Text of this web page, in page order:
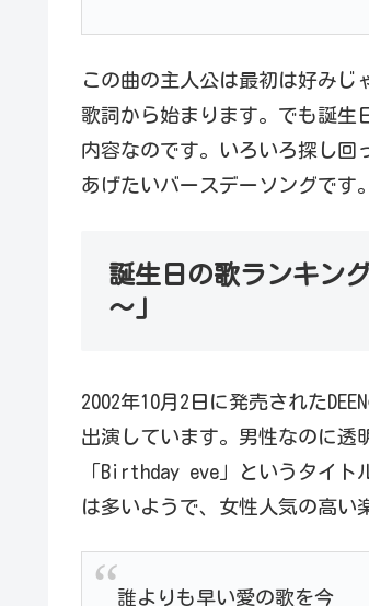
この曲の主人公は最初は好みじ
歌詞から始まります。でも誕生
内容なのです。いろいろ探し回
あげたいバースデーソングです。
誕生日の歌ランキン
～」
2002年10月2日に発売された
出演しています。男性なのに透
「Birthday eve」というタイト
は多いようで、女性人気の高い
誰よりも早い愛の歌を今